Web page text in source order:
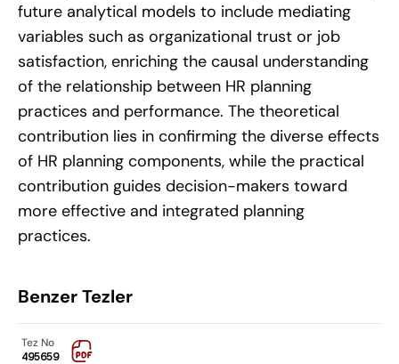
future analytical models to include mediating
variables such as organizational trust or job
satisfaction, enriching the causal understanding
of the relationship between HR planning
practices and performance. The theoretical
contribution lies in confirming the diverse effects
of HR planning components, while the practical
contribution guides decision-makers toward
more effective and integrated planning
practices.
Benzer Tezler
Tez No
495659